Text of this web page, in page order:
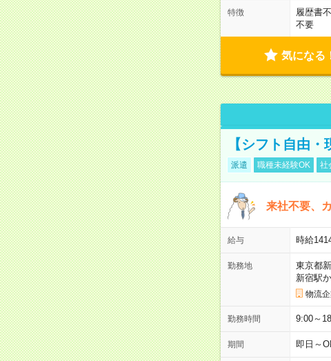
特徴 履歴書
不要
気になる
【シフト自由
派遣 職種未経験OK 社
来社不要、
給与 時給
勤務地
東京都
新宿駅
物流
勤務時間 9:00～
期間 即日～